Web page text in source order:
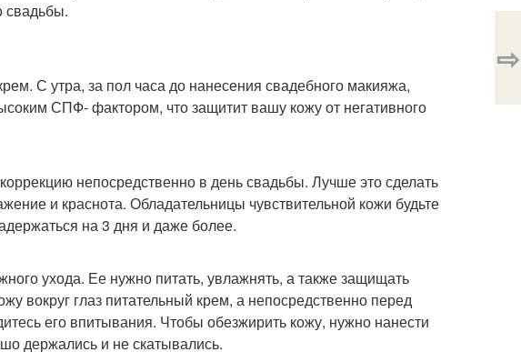
свадьбы.
С утра, за пол часа до нанесения свадебного макияжа,
СПФ- фактором, что защитит вашу кожу от негативного
непосредственно в день свадьбы. Лучше это сделать
и краснота. Обладательницы чувствительной кожи будьте
на 3 дня и даже более.
ухода. Ее нужно питать, увлажнять, а также защищать
вокруг глаз питательный крем, а непосредственно перед
его впитывания. Чтобы обезжирить кожу, нужно нанести
держались и не скатывались.
⇨